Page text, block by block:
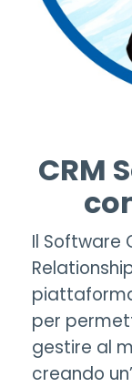
CRM
Il Software
per
gestire al
creando